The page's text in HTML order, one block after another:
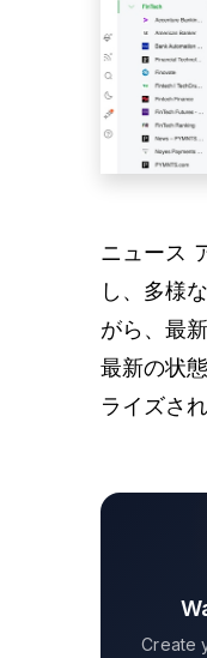
ニュース
し、多様
がら、最
最新の状
ライズさ
Create